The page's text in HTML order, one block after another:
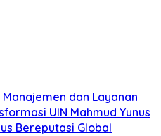
dan Layanan
UIN Mahmud Yunus
Bereputasi Global